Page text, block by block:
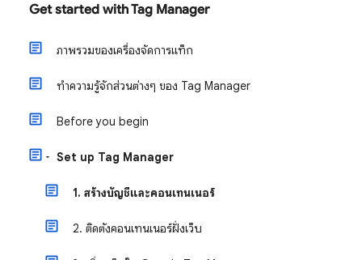
Get started with Tag Manager
ภาพรวมของเครื่องจัดการแท็ก
ทำความรู้จักส่วนต่างๆ ของ Tag Manager
Before you begin
Set up Tag Manager
1. สร้างบัญชีและคอนเทนเนอร์
2. ติดตั้งคอนเทนเนอร์ฝั่งเว็บ